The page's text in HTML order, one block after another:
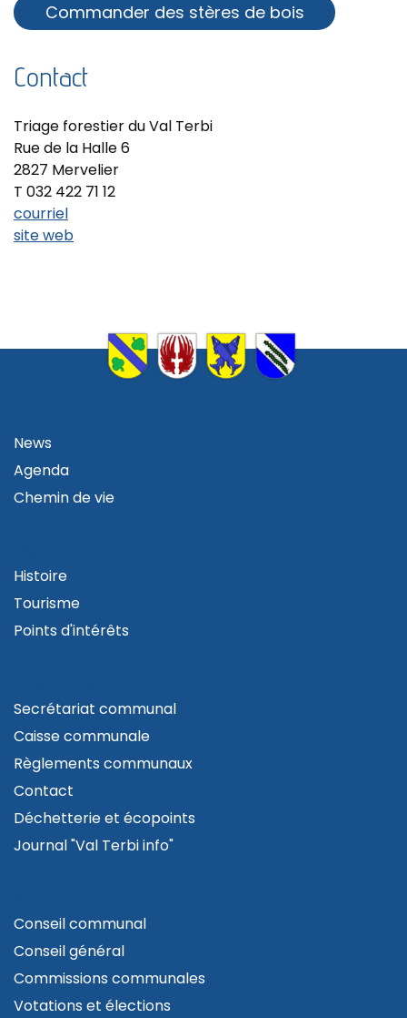
Commander des stères de bois
Contact
Triage forestier du Val Terbi
Rue de la Halle 6
2827 Mervelier
T 032 422 71 12
courriel
site web
News
Agenda
Chemin de vie
Histoire
Tourisme
Points d'intérêts
Secrétariat communal
Caisse communale
Règlements communaux
Contact
Déchetterie et écopoints
Journal "Val Terbi info"
Conseil communal
Conseil général
Commissions communales
Votations et élections